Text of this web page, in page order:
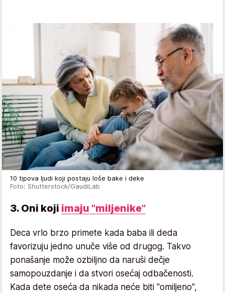
10 tipova ljudi koji postaju loše bake i deke
Foto: Shutterstock/GaudiLab
3. Oni koji imaju "miljenike"
Deca vrlo brzo primete kada baba ili deda
favorizuju jedno unuče više od drugog. Takvo
ponašanje može ozbiljno da naruši dečje
samopouzdanje i da stvori osećaj odbačenosti.
Kada dete oseća da nikada neće biti "omiljeno",